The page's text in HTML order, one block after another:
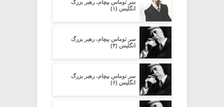
سر توماس بیچام، رهبر بزرگ
انگلیس (۱)
سر توماس بیچام، رهبر بزرگ
انگلیس (۴)
سر توماس بیچام، رهبر بزرگ
انگلیس (۶)